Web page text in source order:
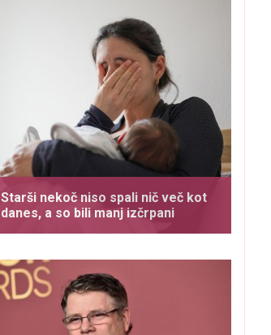
Starši nekoč niso spali nič več kot
danes, a so bili manj izčrpani